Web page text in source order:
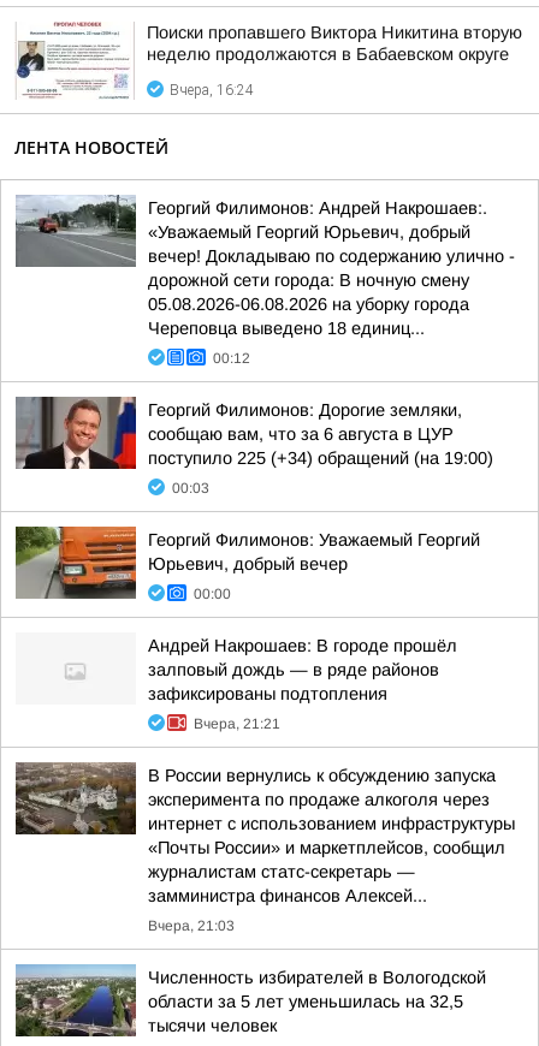
Поиски пропавшего Виктора Никитина вторую
неделю продолжаются в Бабаевском округе
Вчера, 16:24
ЛЕНТА НОВОСТЕЙ
Георгий Филимонов: Андрей Накрошаев:.
«Уважаемый Георгий Юрьевич, добрый
вечер! Докладываю по содержанию улично -
дорожной сети города: В ночную смену
05.08.2026-06.08.2026 на уборку города
Череповца выведено 18 единиц...
00:12
Георгий Филимонов: Дорогие земляки,
сообщаю вам, что за 6 августа в ЦУР
поступило 225 (+34) обращений (на 19:00)
00:03
Георгий Филимонов: Уважаемый Георгий
Юрьевич, добрый вечер
00:00
Андрей Накрошаев: В городе прошёл
залповый дождь — в ряде районов
зафиксированы подтопления
Вчера, 21:21
В России вернулись к обсуждению запуска
эксперимента по продаже алкоголя через
интернет с использованием инфраструктуры
«Почты России» и маркетплейсов, сообщил
журналистам статс-секретарь —
замминистра финансов Алексей...
Вчера, 21:03
Численность избирателей в Вологодской
области за 5 лет уменьшилась на 32,5
тысячи человек